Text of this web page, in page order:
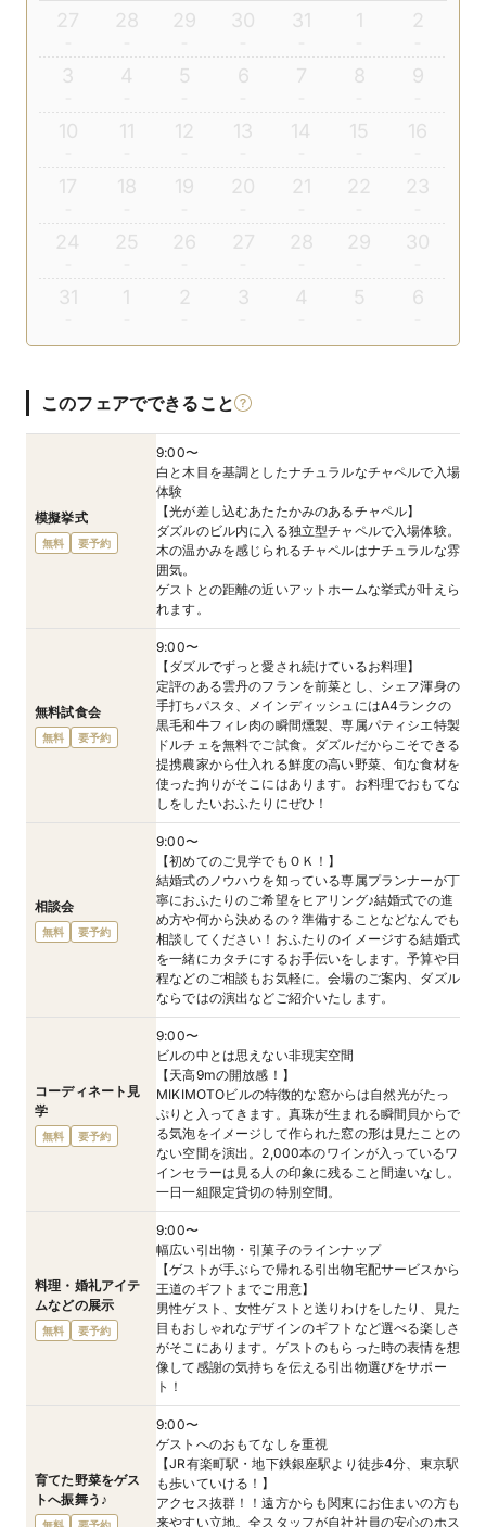
27 28 29 30 31 1 2
3 4 5 6 7 8 9
10 11 12 13 14 15 16
17 18 19 20 21 22 23
24 25 26 27 28 29 30
31 1 2 3 4 5 6
このフェアでできること
模擬挙式
無料 要予約
9:00〜
白と木目を基調としたナチュラルなチャペルで入場
体験
【光が差し込むあたたかみのあるチャペル】
ダズルのビル内に入る独立型チャペルで入場体験。
木の温かみを感じられるチャペルはナチュラルな雰
囲気。
ゲストとの距離の近いアットホームな挙式が叶えら
れます。
無料試食会
無料 要予約
9:00〜
【ダズルでずっと愛され続けているお料理】
定評のある雲丹のフランを前菜とし、シェフ渾身の
手打ちパスタ、メインディッシュにはA4ランクの
黒毛和牛フィレ肉の瞬間燻製、専属パティシエ特製
ドルチェを無料でご試食。ダズルだからこそできる
提携農家から仕入れる鮮度の高い野菜、旬な食材を
使った拘りがそこにはあります。お料理でおもてな
しをしたいおふたりにぜひ！
相談会
無料 要予約
9:00〜
【初めてのご見学でもＯＫ！】
結婚式のノウハウを知っている専属プランナーが丁
寧におふたりのご希望をヒアリング♪結婚式での進
め方や何から決めるの？準備することなどなんでも
相談してください！おふたりのイメージする結婚式
を一緒にカタチにするお手伝いをします。予算や日
程などのご相談もお気軽に。会場のご案内、ダズル
ならではの演出などご紹介いたします。
コーディネート見
学
無料 要予約
9:00〜
ビルの中とは思えない非現実空間
【天高9mの開放感！】
MIKIMOTOビルの特徴的な窓からは自然光がたっ
ぷりと入ってきます。真珠が生まれる瞬間貝からで
る気泡をイメージして作られた窓の形は見たことの
ない空間を演出。2,000本のワインが入っているワ
インセラーは見る人の印象に残ること間違いなし。
一日一組限定貸切の特別空間。
料理・婚礼アイテ
ムなどの展示
無料 要予約
9:00〜
幅広い引出物・引菓子のラインナップ
【ゲストが手ぶらで帰れる引出物宅配サービスから
王道のギフトまでご用意】
男性ゲスト、女性ゲストと送りわけをしたり、見た
目もおしゃれなデザインのギフトなど選べる楽しさ
がそこにあります。ゲストのもらった時の表情を想
像して感謝の気持ちを伝える引出物選びをサポー
ト！
育てた野菜をゲス
トへ振舞う♪
9:00〜
ゲストへのおもてなしを重視
【JR有楽町駅・地下鉄銀座駅より徒歩4分、東京駅
も歩いていける！】
アクセス抜群！！遠方からも関東にお住まいの方も
来やすい立地。全スタッフが自社社員の安心のホス